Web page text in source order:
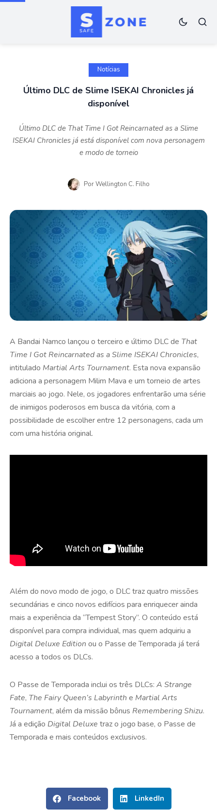
Notícias
Último DLC de Slime ISEKAI Chronicles já
disponível
Último DLC de That Time I Got Reincarnated as a Slime
ISEKAI Chronicles já está disponível com nova personagem
e modo de torneio
PorWellington C. Filho
A Bandai Namco lançou o terceiro e último DLC de That
Time I Got Reincarnated as a Slime ISEKAI Chronicles,
intitulado Martial Arts Tournament. Esta nova expansão
adiciona a personagem Milim Mava e um torneio de artes
marciais ao jogo. Nele, os jogadores enfrentarão uma série
de inimigos poderosos em busca da vitória, com a
possibilidade de escolher entre 12 personagens, cada um
com uma história original.
Além do novo modo de jogo, o DLC traz quatro missões
secundárias e cinco novos edifícios para enriquecer ainda
mais a experiência da “Tempest Story”. O conteúdo está
disponível para compra individual, mas quem adquiriu a
Digital Deluxe Edition ou o Passe de Temporada já terá
acesso a todos os DLCs.
O Passe de Temporada inclui os três DLCs: A Strange
Fate, The Fairy Queen’s Labyrinth e Martial Arts
Tournament, além da missão bônus Remembering Shizu.
Já a edição Digital Deluxe traz o jogo base, o Passe de
Temporada e mais conteúdos exclusivos.
Facebook LinkedIn